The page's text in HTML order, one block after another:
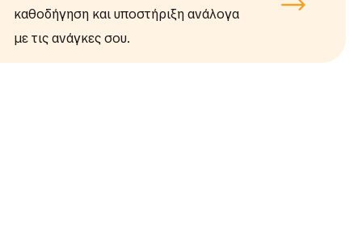
καθοδήγηση και υποστήριξη ανάλογα
με τις ανάγκες σου.